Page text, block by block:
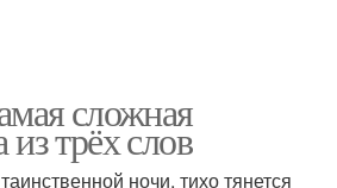
сложная
из трёх слов
ночи, тихо тянется